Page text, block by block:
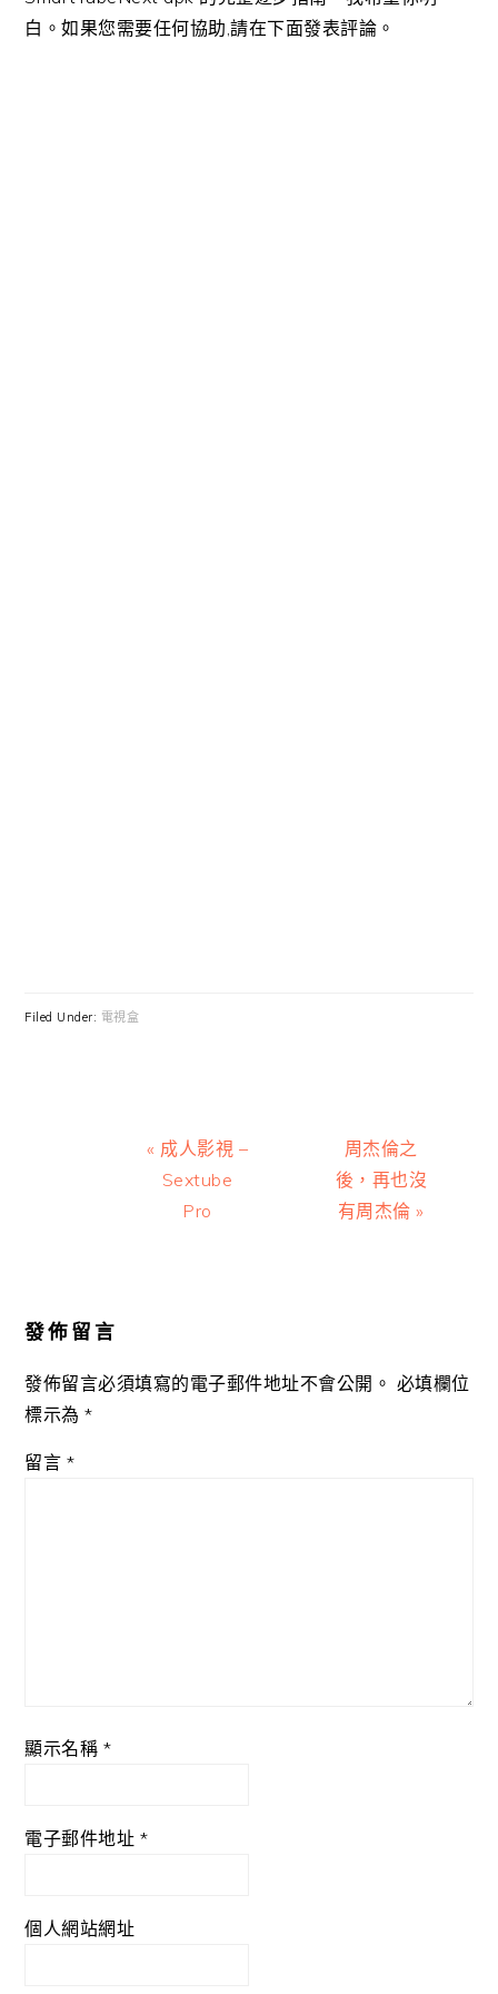
白。如果您需要任何協助,請在下面發表評論。
Filed Under: 電視盒
Previous
Post:
« 成人影視 –
Sextube
Pro
Next
Post:
周杰倫之
後，再也沒
有周杰倫 »
發佈留言
發佈留言必須填寫的電子郵件地址不會公開。 必填欄位
標示為*
留言 *
顯示名稱 *
電子郵件地址 *
個人網站網址